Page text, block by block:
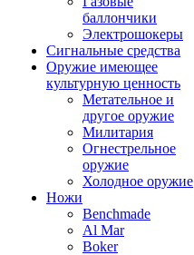
баллончики
Электрошокеры
Сигнальные средства
Оружие имеющее
культурную ценность
Метательное и
другое оружие
Милитария
Огнестрельное
оружие
Холодное оружие
Ножи
Benchmade
Al Mar
Boker